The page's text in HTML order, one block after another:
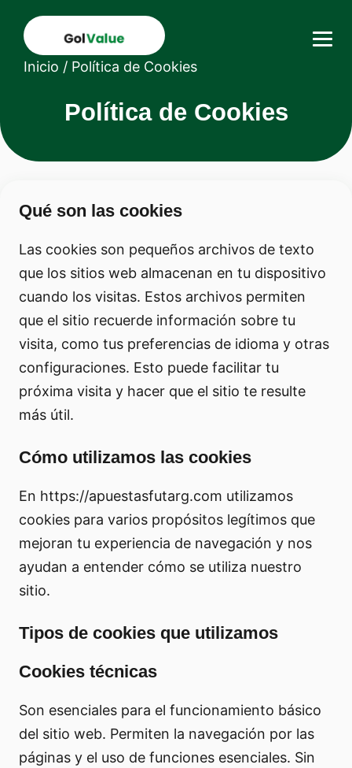
Inicio / Política de Cookies
Política de Cookies
Qué son las cookies
Las cookies son pequeños archivos de texto
que los sitios web almacenan en tu dispositivo
cuando los visitas. Estos archivos permiten
que el sitio recuerde información sobre tu
visita, como tus preferencias de idioma y otras
configuraciones. Esto puede facilitar tu
próxima visita y hacer que el sitio te resulte
más útil.
Cómo utilizamos las cookies
En https://apuestasfutarg.com utilizamos
cookies para varios propósitos legítimos que
mejoran tu experiencia de navegación y nos
ayudan a entender cómo se utiliza nuestro
sitio.
Tipos de cookies que utilizamos
Cookies técnicas
Son esenciales para el funcionamiento básico
del sitio web. Permiten la navegación por las
páginas y el uso de funciones esenciales. Sin